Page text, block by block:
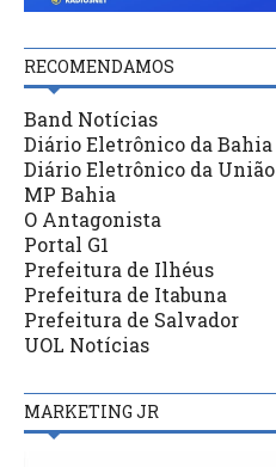
RECOMENDAMOS
Band Notícias
Diário Eletrônico da Bahia
Diário Eletrônico da União
MP Bahia
O Antagonista
Portal G1
Prefeitura de Ilhéus
Prefeitura de Itabuna
Prefeitura de Salvador
UOL Notícias
MARKETING JR